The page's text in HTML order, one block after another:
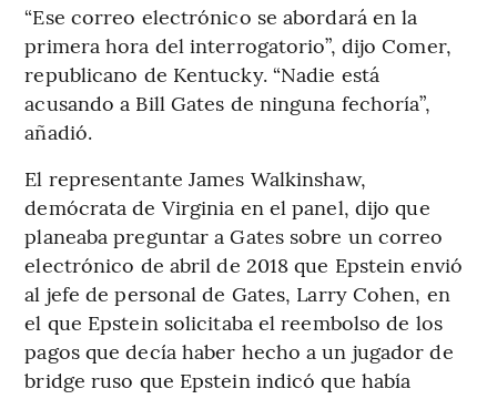
“Ese correo electrónico se abordará en la
primera hora del interrogatorio”, dijo Comer,
republicano de Kentucky. “Nadie está
acusando a Bill Gates de ninguna fechoría”,
añadió.
El representante James Walkinshaw,
demócrata de Virginia en el panel, dijo que
planeaba preguntar a Gates sobre un correo
electrónico de abril de 2018 que Epstein envió
al jefe de personal de Gates, Larry Cohen, en
el que Epstein solicitaba el reembolso de los
pagos que decía haber hecho a un jugador de
bridge ruso que Epstein indicó que había